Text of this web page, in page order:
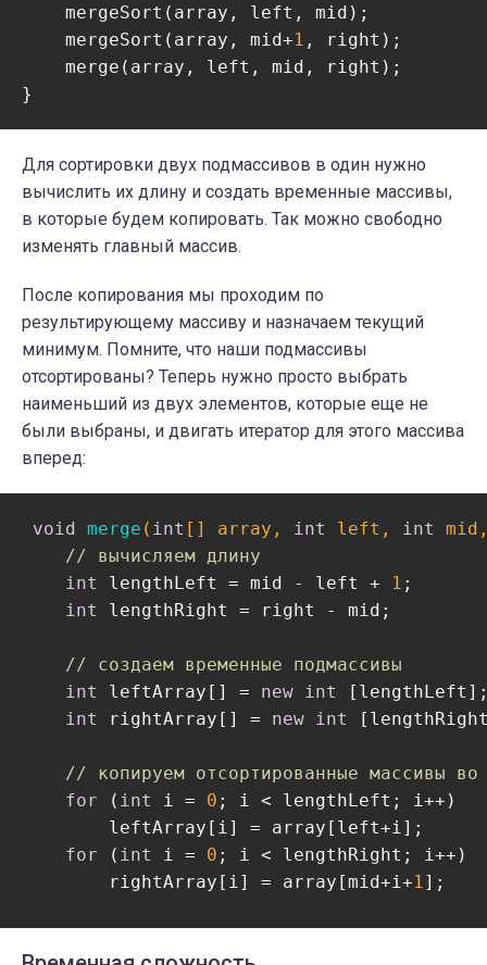
    mergeSort(array, left, mid);
    mergeSort(array, mid+
1 , right);
    merge(array, left, mid, right);
Для сортировки двух подмассивов в один нужно
вычислить их длину и создать временные массивы,
в которые будем копировать. Так можно свободно
изменять главный массив.
После копирования мы проходим по
результирующему массиву и назначаем текущий
минимум. Помните, что наши подмассивы
отсортированы? Теперь нужно просто выбрать
наименьший из двух элементов, которые еще не
были выбраны, и двигать итератор для этого массива
вперед:
void merge ( int [] array, int left, int
// вычисляем длину
int
lengthLeft = mid - left + 1 ;
int
lengthRight = right - mid;
// создаем временные подмассивы
int
leftArray[] = new int
int
rightArray[] = new int
// копируем отсортированные массивы во
for ( int i = 0 ; i < lengthLeft; i++)
        leftArray[i] = array[left+i];
for ( int i = 0 ; i < lengthRight; i++)
        rightArray[i] = array[mid+i+
1];